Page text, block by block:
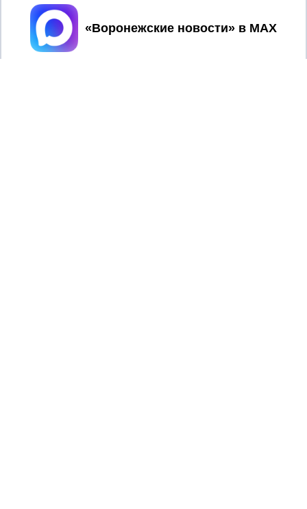
06/08/2026 08:54
Принять